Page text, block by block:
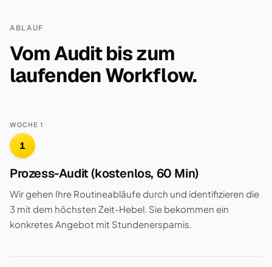
ABLAUF
Vom Audit bis zum
laufenden Workflow.
WOCHE 1
1
Prozess-Audit (kostenlos, 60 Min)
Wir gehen Ihre Routineabläufe durch und identifizieren die
3 mit dem höchsten Zeit-Hebel. Sie bekommen ein
konkretes Angebot mit Stundenersparnis.